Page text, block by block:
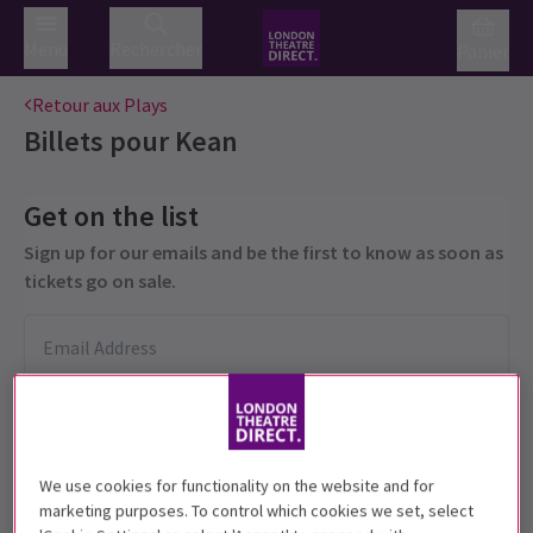
Retour aux Plays
Billets pour Kean
Get on the list
Sign up for our emails and be the first to know as soon as
tickets go on sale.
We use cookies for functionality on the website and for
marketing purposes. To control which cookies we set, select